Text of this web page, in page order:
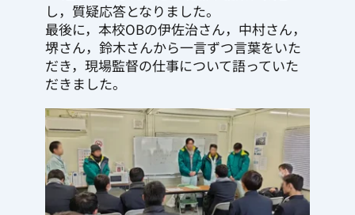
し，質疑応答となりました。
最後に，本校OBの伊佐治さん，中村さん，
堺さん，鈴木さんから一言ずつ言葉をいた
だき，現場監督の仕事について語っていた
だきました。